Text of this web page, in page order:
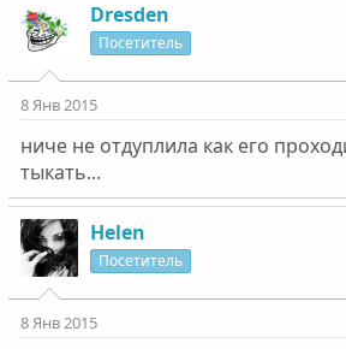
Dresden
Посетитель
8 Янв 2015
ниче не отдуплила как его
тыкать...
Helen
Посетитель
8 Янв 2015